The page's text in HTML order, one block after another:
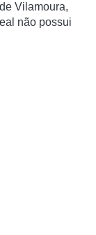
Vilamoura,
não possui